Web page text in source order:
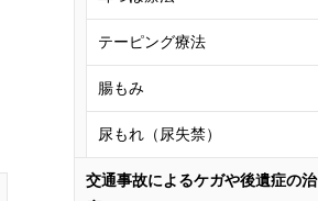
テーピング療法
腸もみ
尿もれ（尿失禁）
交通事故によるケガや後遺症の治